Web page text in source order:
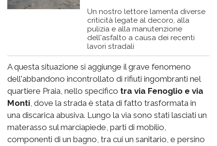
Un nostro lettore lamenta diverse
criticità legate al decoro, alla
pulizia e alla manutenzione
dell'asfalto a causa dei recenti
lavori stradali
A questa situazione si aggiunge il grave fenomeno
dell'abbandono incontrollato di rifiuti ingombranti nel
quartiere Praia, nello specifico tra via Fenoglio e via
Monti, dove la strada è stata di fatto trasformata in
una discarica abusiva. Lungo la via sono stati lasciati un
materasso sul marciapiede, parti di mobilio,
componenti di un bagno, tra cui un sanitario, e persino